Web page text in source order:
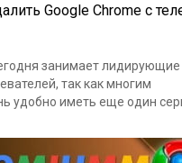
Google Chrome с
занимает
так как многим
удобно иметь еще один